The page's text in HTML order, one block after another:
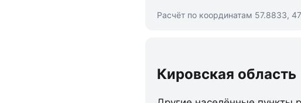
Расчёт по координатам 57.8833,
Кировская область